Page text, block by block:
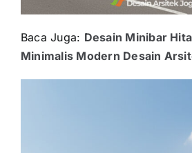
Baca Juga: Desain Minibar
Minimalis Modern Desain